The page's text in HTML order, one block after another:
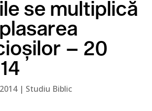
se multiplică
– 20
| Studiu Biblic